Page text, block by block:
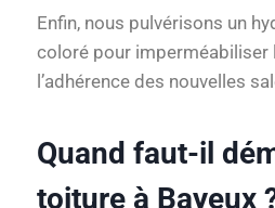
Enfin, nous pulvérisons un
coloré pour
l’adhérence des nouvelles
Quand faut-il
toiture à Bayeux